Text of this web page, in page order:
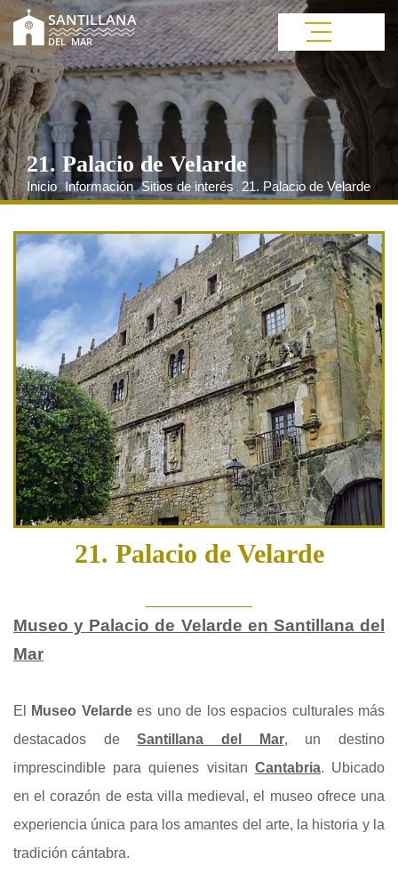
21. Palacio de Velarde
Inicio.Información.Sitios de interés. 21. Palacio de Velarde
21. Palacio de Velarde
Museo y Palacio de Velarde en Santillana del
Mar
El Museo Velardees uno de los espacios culturales más
destacados deSantillana del Mar, un destino
imprescindible para quienes visitan Cantabria. Ubicado
en el corazón de esta villa medieval, el museo ofrece una
experiencia única para los amantes del arte, la historia y la
tradición cántabra.